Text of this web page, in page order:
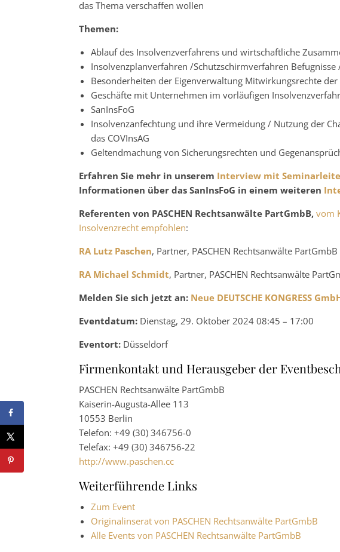
das Thema verschaffen wollen
Themen:
Ablauf des Insolvenzverfahrens und wirtschaftliche
Insolvenzplanverfahren /Schutzschirmverfahren
Besonderheiten der Eigenverwaltung Mitwirkungsrechte
Geschäfte mit Unternehmen im vorläufigen
SanInsFoG
Insolvenzanfechtung und ihre Vermeidung / Nutzung der
das COVInsAG
Geltendmachung von Sicherungsrechten und
Erfahren Sie mehr in unserem Interview mit
Informationen über das SanInsFoG in einem weiteren
Referenten von PASCHEN Rechtsanwälte PartGmbB, vom
Insolvenzrecht empfohlen:
RA Lutz Paschen, Partner, PASCHEN Rechtsanwälte PartGmbB
RA Michael Schmidt, Partner, PASCHEN Rechtsanwälte
Melden Sie sich jetzt an: Neue DEUTSCHE KONGRESS
Eventdatum: Dienstag, 29. Oktober 2024 08:45 – 17:00
Eventort: Düsseldorf
Firmenkontakt und Herausgeber der
PASCHEN Rechtsanwälte PartGmbB
Kaiserin-Augusta-Allee 113
10553 Berlin
Telefon: +49 (30) 346756-0
Telefax: +49 (30) 346756-22
http://www.paschen.cc
Weiterführende Links
Zum Event
Originalinserat von PASCHEN Rechtsanwälte PartGmbB
Alle Events von PASCHEN Rechtsanwälte PartGmbB